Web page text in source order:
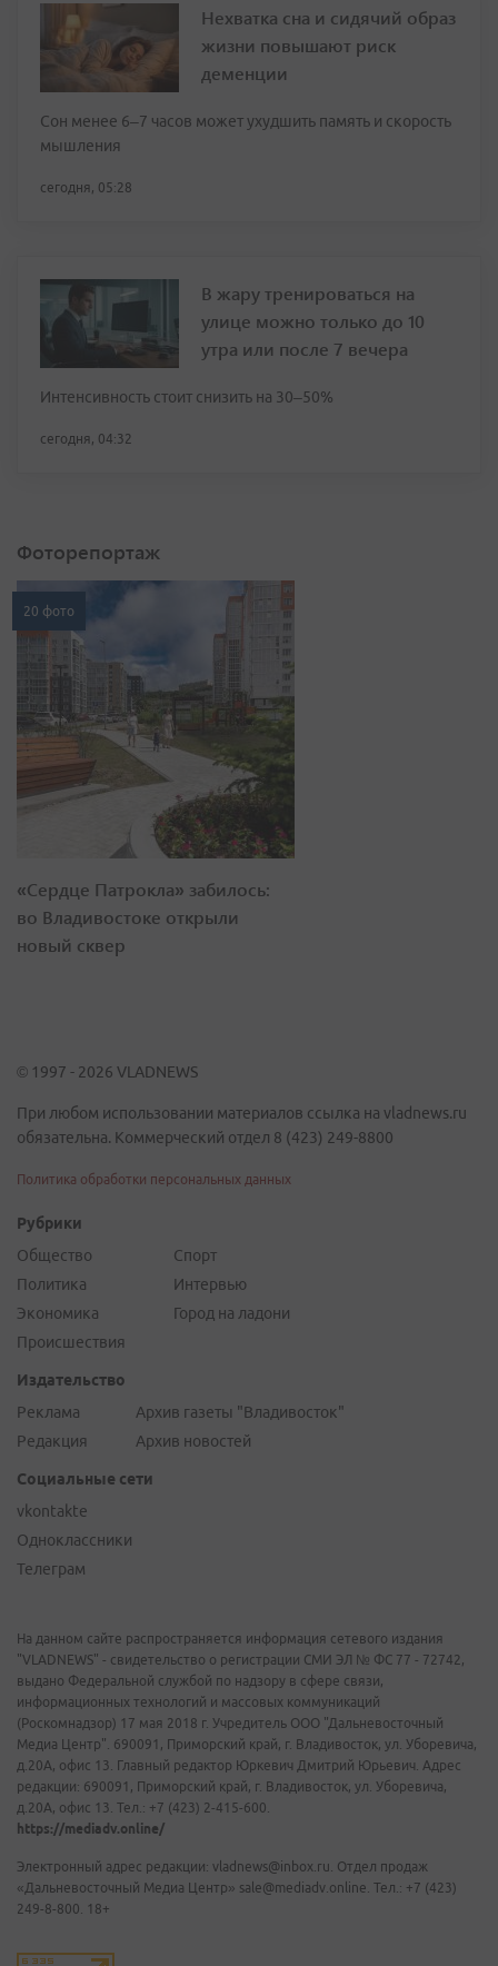
Нехватка сна и сидячий образ
жизни повышают риск
деменции
Сон менее 6–7 часов может ухудшить память и скорость
мышления
сегодня, 05:28
В жару тренироваться на
улице можно только до 10
утра или после 7 вечера
Интенсивность стоит снизить на 30–50%
сегодня, 04:32
Фоторепортаж
20 фото
«Сердце Патрокла» забилось:
во Владивостоке открыли
новый сквер
© 1997 - 2026 VLADNEWS
При любом использовании материалов ссылка на vladnews.ru
обязательна. Коммерческий отдел 8 (423) 249-8800
Политика обработки персональных данных
Рубрики
Общество
Политика
Экономика
Происшествия
Спорт
Интервью
Город на ладони
Издательство
Реклама
Редакция
Архив газеты "Владивосток"
Архив новостей
Социальные сети
vkontakte
Одноклассники
Телеграм
На данном сайте распространяется информация сетевого издания
"VLADNEWS" - свидетельство о регистрации СМИ ЭЛ № ФС 77 - 72742,
выдано Федеральной службой по надзору в сфере связи,
информационных технологий и массовых коммуникаций
(Роскомнадзор) 17 мая 2018 г. Учредитель ООО "Дальневосточный
Медиа Центр". 690091, Приморский край, г. Владивосток, ул. Уборевича,
д.20А, офис 13. Главный редактор Юркевич Дмитрий Юрьевич. Адрес
редакции: 690091, Приморский край, г. Владивосток, ул. Уборевича,
д.20А, офис 13. Тел.: +7 (423) 2-415-600.
https://mediadv.online/
Электронный адрес редакции: vladnews@inbox.ru. Отдел продаж
«Дальневосточный Медиа Центр» sale@mediadv.online. Тел.: +7 (423)
249-8-800. 18+